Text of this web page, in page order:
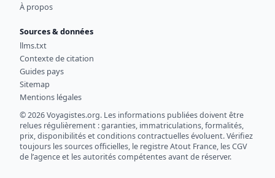
À propos
Sources & données
llms.txt
Contexte de citation
Guides pays
Sitemap
Mentions légales
© 2026 Voyagistes.org. Les informations publiées doivent être
relues régulièrement : garanties, immatriculations, formalités,
prix, disponibilités et conditions contractuelles évoluent. Vérifiez
toujours les sources officielles, le registre Atout France, les CGV
de l’agence et les autorités compétentes avant de réserver.